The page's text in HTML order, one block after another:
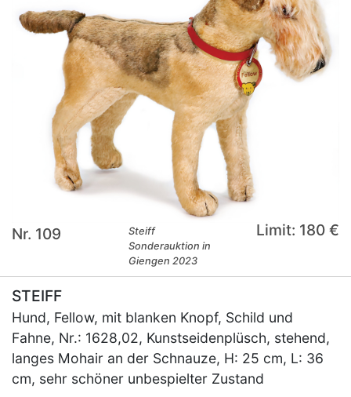
Nr. 109
Steiff
Sonderauktion in
Giengen 2023
Limit: 180 €
STEIFF
Hund, Fellow, mit blanken Knopf, Schild und
Fahne, Nr.: 1628,02, Kunstseidenplüsch, stehend,
langes Mohair an der Schnauze, H: 25 cm, L: 36
cm, sehr schöner unbespielter Zustand